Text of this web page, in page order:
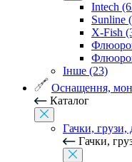
Intech
Sunline
X-Fish
Інше (23)
Оснащення,
Каталог
Гачки, грузи,
Гачки,